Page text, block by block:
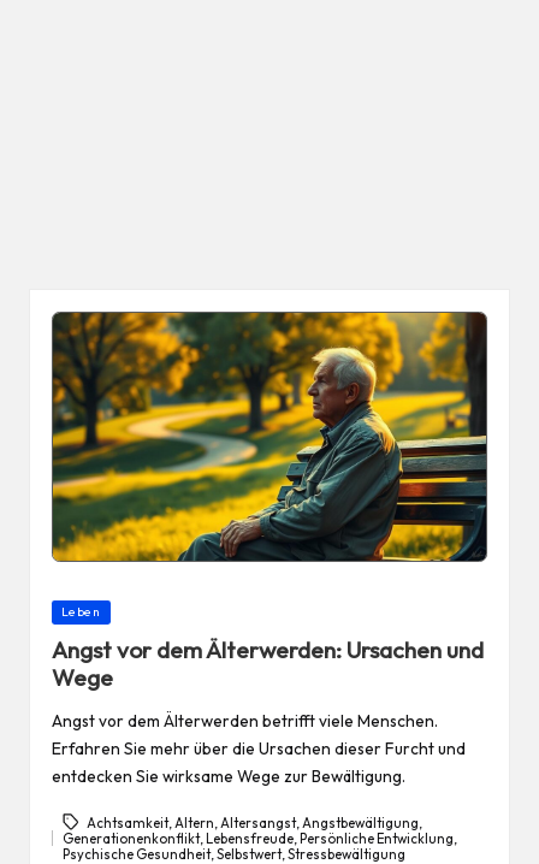
Posted
Leben
Angst vor dem Älterwerden: Ursachen und
Wege
Angst vor dem Älterwerden betrifft viele Menschen.
Erfahren Sie mehr über die Ursachen dieser Furcht und
entdecken Sie wirksame Wege zur Bewältigung.
Tags:
Achtsamkeit, Altern Altersangst, Angstbewältigung
Generationenkonflikt, Lebensfreude, Persönliche Entwicklung
Psychische Gesundheit, Selbstwert, Stressbewältigung